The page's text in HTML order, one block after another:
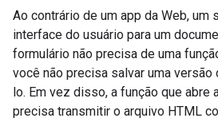
Ao contrário de um app da Web, um
interface do usuário para um
formulário não precisa de uma
você não precisa salvar uma
lo. Em vez disso, a função que abre
precisa transmitir o arquivo HTML